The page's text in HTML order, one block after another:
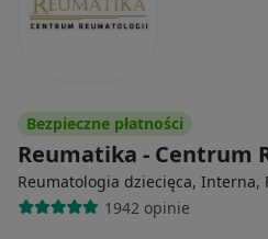
Bezpieczne płatności
Reumatika - Centrum
Reumatologia dziecięca, Interna,
1942 opinie